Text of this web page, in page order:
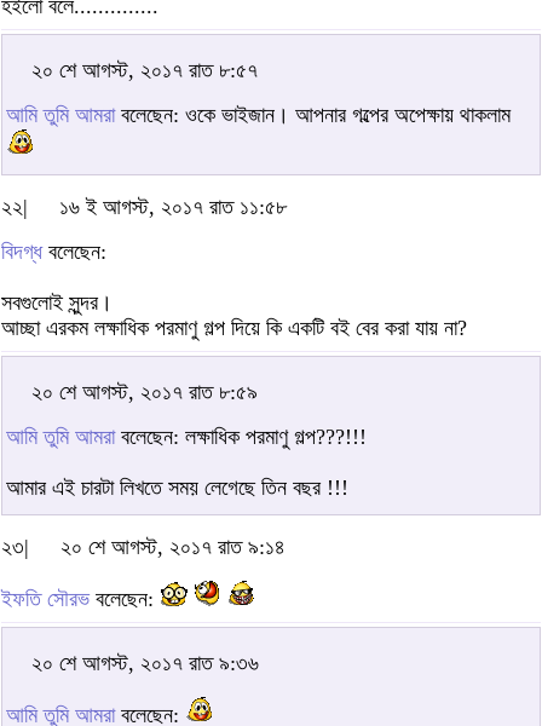
হইলো বলে..............
২০ শে আগস্ট, ২০১৭ রাত ৮:৫৭
আমি তুমি আমরাবলেছেন: ওকে ভাইজান। আপনার গল্পের অপেক্ষায় থাকলাম
২২|
১৬ ই আগস্ট, ২০১৭ রাত ১১:৫৮
বিদগ্ধবলেছেন:
সবগুলোই সুন্দর।
আচ্ছা এরকম লক্ষাধিক পরমাণু গল্প দিয়ে কি একটি বই বের করা যায় না?
২০ শে আগস্ট, ২০১৭ রাত ৮:৫৯
আমি তুমি আমরাবলেছেন: লক্ষাধিক পরমাণু গল্প???!!!
আমার এই চারটা লিখতে সময় লেগেছে তিন বছর !!!
২৩| ২০ শে আগস্ট, ২০১৭ রাত ৯:১৪
ইফতি সৌরভ বলেছেন:
২০ শে আগস্ট, ২০১৭ রাত ৯:৩৬
আমি তুমি আমরাবলেছেন: